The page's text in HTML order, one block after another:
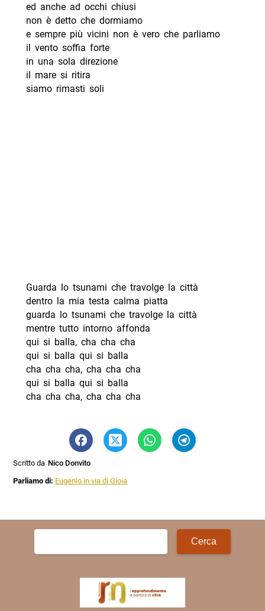
ed anche ad occhi chiusi
non è detto che dormiamo
e sempre più vicini non è vero che parliamo
il vento soffia forte
in una sola direzione
il mare si ritira
siamo rimasti soli
Guarda lo tsunami che travolge la città
dentro la mia testa calma piatta
guarda lo tsunami che travolge la città
mentre tutto intorno affonda
qui si balla, cha cha cha
qui si balla qui si balla
cha cha cha, cha cha cha
qui si balla qui si balla
cha cha cha, cha cha cha
Scritto da Nico Donvito
Parliamo di: Eugenio in via di Gioia